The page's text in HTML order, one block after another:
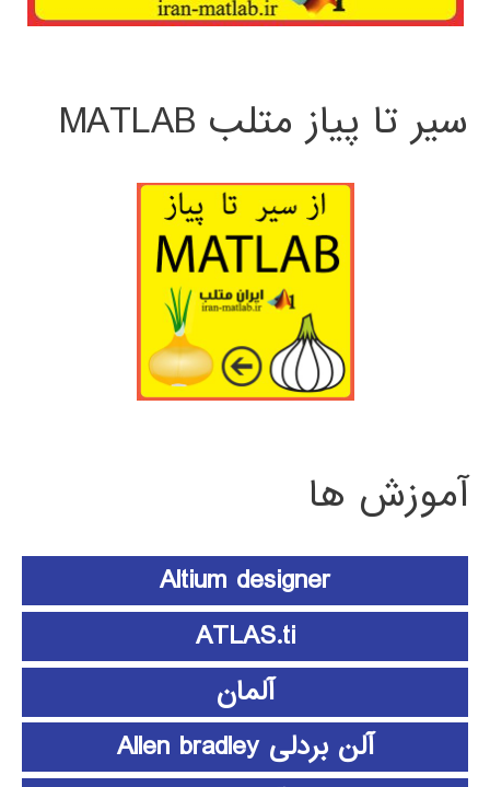
سیر تا پیاز متلب MATLAB
آموزش ها
Altium designer
ATLAS.ti
آلمان
آلن بردلی Allen bradley